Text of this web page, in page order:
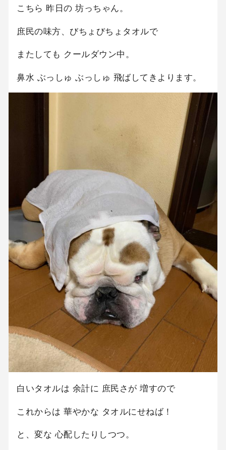
こちら 昨日の 坊っちゃん。
庶民の味方、びちょびちょタオルで
またしても クールダウン中。
鼻水 ぶっしゅ ぶっしゅ 飛ばしてきよります。
白いタオルは 余計に 庶民さが 増すので
これからは 華やかな タオルにせねば！
と、変な 心配したりしつつ。